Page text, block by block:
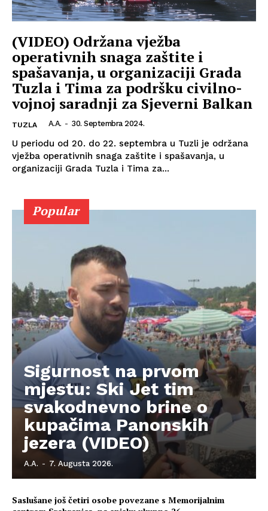
Impressum
(VIDEO) Održana vježba
operativnih snaga zaštite i
spašavanja, u organizaciji Grada
Tuzla i Tima za podršku civilno-
vojnoj saradnji za Sjeverni Balkan
TUZLA A.A. - 30. Septembra 2024.
U periodu od 20. do 22. septembra u Tuzli je održana
vježba operativnih snaga zaštite i spašavanja, u
organizaciji Grada Tuzla i Tima za...
Popular
Sigurnost na prvom
mjestu: Ski Jet tim
svakodnevno brine o
kupačima Panonskih
jezera (VIDEO)
A.A. - 7. Augusta 2026.
Saslušane još četiri osobe povezane s Memorijalnim